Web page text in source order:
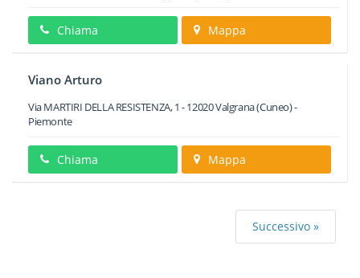
Chiama Mappa
Viano Arturo
Via MARTIRI DELLA RESISTENZA, 1 -12020Valgrana(Cuneo) -
Piemonte
Chiama Mappa
Successivo »